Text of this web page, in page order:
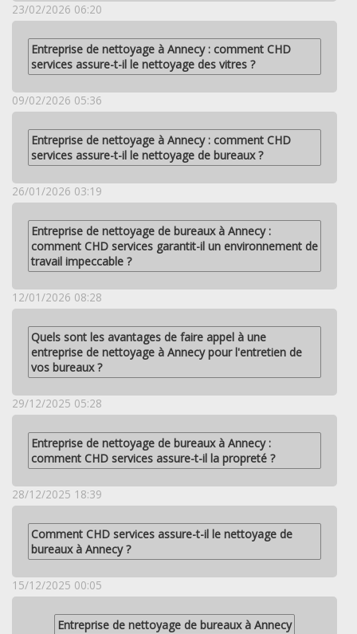
23/02/2026 06:20
Entreprise de nettoyage à Annecy : comment CHD
services assure-t-il le nettoyage des vitres ?
09/02/2026 05:36
Entreprise de nettoyage à Annecy : comment CHD
services assure-t-il le nettoyage de bureaux ?
26/01/2026 03:19
Entreprise de nettoyage de bureaux à Annecy :
comment CHD services garantit-il un environnement de
travail impeccable ?
12/01/2026 08:28
Quels sont les avantages de faire appel à une
entreprise de nettoyage à Annecy pour l'entretien de
vos bureaux ?
29/12/2025 05:28
Entreprise de nettoyage de bureaux à Annecy :
comment CHD services assure-t-il la propreté ?
28/12/2025 18:39
Comment CHD services assure-t-il le nettoyage de
bureaux à Annecy ?
15/12/2025 00:05
Entreprise de nettoyage de bureaux à Annecy